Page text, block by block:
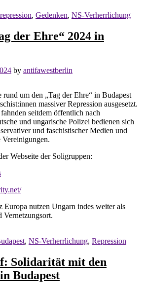
, Gedenken, NS-Verherrlichung
der Ehre“ 2024 in
by antifawestberlin
um den „Tag der Ehre“ in Budapest
massiver Repression ausgesetzt.
seitdem öffentlich nach
und ungarische Polizei bedienen sich
und faschistischer Medien und
Webseite der Soligruppen:
Europa nutzen Ungarn indes weiter als
Vernetzungsort.
, NS-Verherrlichung, Repression
Solidarität mit den
Budapest